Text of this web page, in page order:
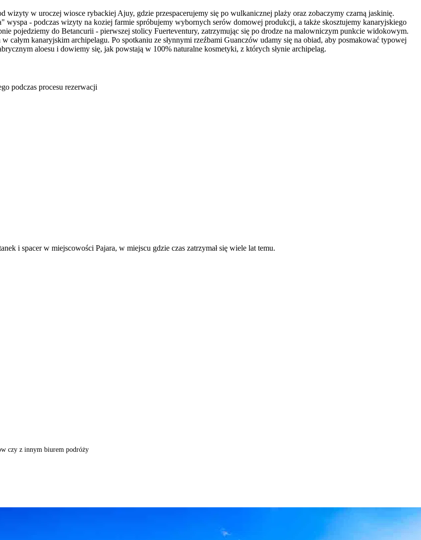
wizyty w uroczej wiosce rybackiej Ajuy, gdzie przespacerujemy się po wulkanicznej plaży oraz zobaczymy czarną jaskinię.
wyspa - podczas wizyty na koziej farmie spróbujemy wybornych serów domowej produkcji, a także skosztujemy kanaryjskiego
pojedziemy do Betancurii - pierwszej stolicy Fuerteventury, zatrzymując się po drodze na malowniczym punkcie widokowym.
całym kanaryjskim archipelagu. Po spotkaniu ze słynnymi rzeźbami Guanczów udamy się na obiad, aby posmakować typowej
aloesu i dowiemy się, jak powstają w 100% naturalne kosmetyki, z których słynie archipelag.
podczas procesu rezerwacji
i spacer w miejscowości Pajara, w miejscu gdzie czas zatrzymał się wiele lat temu.
czy z innym biurem podróży